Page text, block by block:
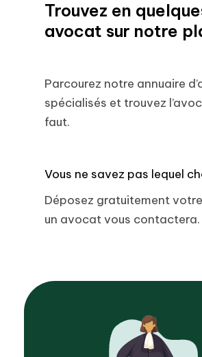
Trouvez en
avocat sur notre
Parcourez notre annuaire
spécialisés et trouvez
faut.
Vous ne savez pas lequel
Déposez gratuitement
un avocat vous contactera.